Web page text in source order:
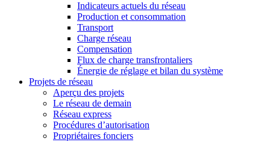
Indicateurs actuels du réseau
Production et consommation
Transport
Charge réseau
Compensation
Flux de charge transfrontaliers
Énergie de réglage et bilan du système
Projets de réseau
Aperçu des projets
Le réseau de demain
Réseau express
Procédures d’autorisation
Propriétaires fonciers